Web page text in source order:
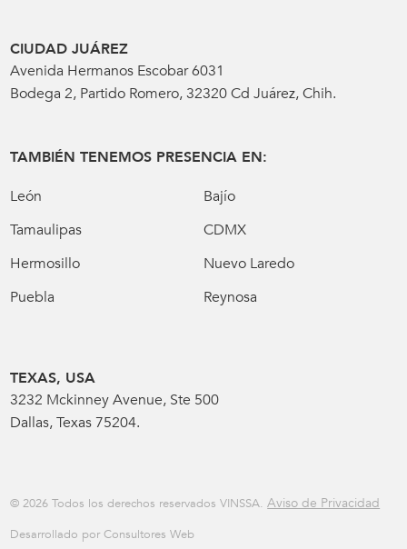
CIUDAD JUÁREZ
Avenida Hermanos Escobar 6031
Bodega 2, Partido Romero, 32320 Cd Juárez, Chih.
TAMBIÉN TENEMOS PRESENCIA EN:
León
Bajío
Tamaulipas
CDMX
Hermosillo
Nuevo Laredo
Puebla
Reynosa
TEXAS, USA
3232 Mckinney Avenue, Ste 500
Dallas, Texas 75204.
© 2026 Todos los derechos reservados VINSSA.Aviso de Privacidad
Desarrollado por Consultores Web